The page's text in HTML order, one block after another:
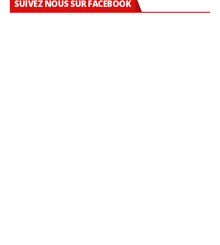
SUIVEZ NOUS SUR FACEBOOK